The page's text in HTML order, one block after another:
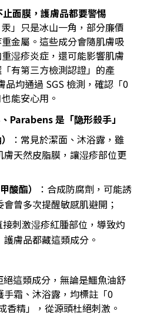
面膜，護膚品都要警惕
」只是冰山一角，部分廉價
金屬。這些成分會隨肌膚吸
湿疹炎症，還可能影響肌膚
有第三方檢測認證」的產
均通過 SGS 檢測，確認「0
能安心用。
Parabens 是「隐形殺手」
：常見於潔面、沐浴露，雖
天然皮脂膜，讓湿疹部位更
酸酯）
：合成防腐劑，可能誘
曾多次提醒敏感肌避開；
接刺激湿疹紅腫部位，導致灼
膚品都藏這類成分。
這類成分，無論是鱷魚油舒
霜、沐浴露，均標註「0
香精」，從源頭杜絕刺激。